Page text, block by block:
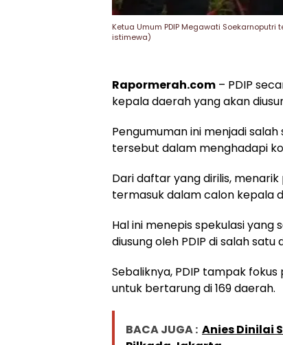
Ketua Umum PDIP Megawati
istimewa)
Rapormerah.com – PDIP
kepala daerah yang akan
Pengumuman ini menjadi
tersebut dalam menghadapi
Dari daftar yang dirilis,
termasuk dalam calon kepala
Hal ini menepis spekulasi
diusung oleh PDIP di salah
Sebaliknya, PDIP tampak
untuk bertarung di 169 daerah.
BACA JUGA : Anies Dinilai